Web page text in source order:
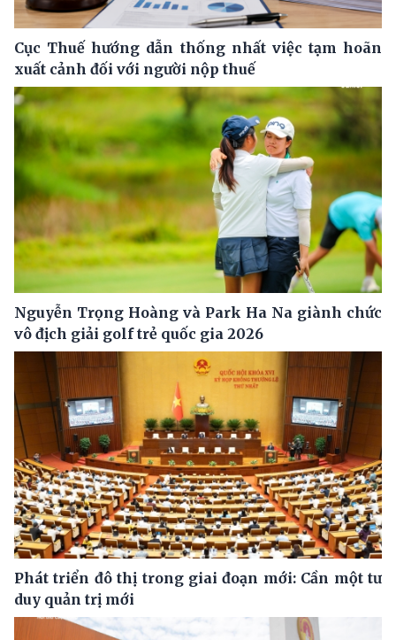
Cục Thuế hướng dẫn thống nhất việc tạm hoãn
xuất cảnh đối với người nộp thuế
Nguyễn Trọng Hoàng và Park Ha Na giành chức
vô địch giải golf trẻ quốc gia 2026
Phát triển đô thị trong giai đoạn mới: Cần một tư
duy quản trị mới